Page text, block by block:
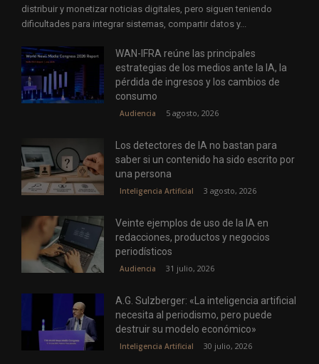
distribuir y monetizar noticias digitales, pero siguen teniendo
dificultades para integrar sistemas, compartir datos y...
WAN-IFRA reúne las principales
estrategias de los medios ante la IA, la
pérdida de ingresos y los cambios de
consumo
Audiencia 5 agosto, 2026
Los detectores de IA no bastan para
saber si un contenido ha sido escrito por
una persona
Inteligencia Artificial 3 agosto, 2026
Veinte ejemplos de uso de la IA en
redacciones, productos y negocios
periodísticos
Audiencia 31 julio, 2026
A.G. Sulzberger: «La inteligencia artificial
necesita al periodismo, pero puede
destruir su modelo económico»
Inteligencia Artificial 30 julio, 2026